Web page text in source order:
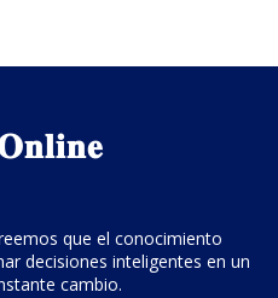
que el conocimiento
decisiones inteligentes en un
cambio.